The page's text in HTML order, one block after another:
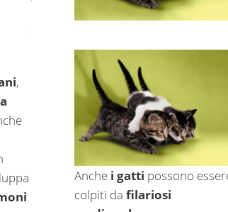
,
Anche i gatti possono
colpiti da filariosi